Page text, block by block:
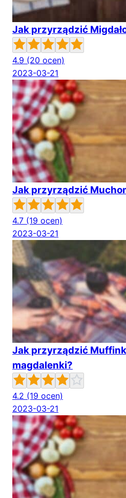
Jak przyrządzić
4.9 (20 ocen)
2023-03-21
Jak przyrządzić
4.7 (19 ocen)
2023-03-21
Jak przyrządzić
magdalenki?
4.2 (19 ocen)
2023-03-21